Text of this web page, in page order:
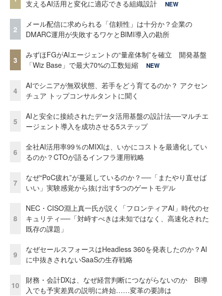
支えるAI活用と変化に適応できる組織設計
NEW
2
メール配信に求められる「信頼性」は十分か？企業の
DMARC運用が失敗するワケとBIMI導入の勘所
3
みずほFGがAIエージェントの“量産体制”を確立 開発基盤
「Wiz Base」で最大70%の工数短縮
NEW
4
AIでシニアが無双状態、若手をどう育てるのか？ アクセン
チュア トップコンサルタントに聞く
5
AIと安全に接続されたデータ活用基盤の設計法──マルチエ
ージェント導入を成功させる5ステップ
6
全社AI活用率99％のMIXIは、いかにコストを最適化してい
るのか？CTOが語るインフラ運用戦略
7
なぜ“PoC疲れ”が蔓延しているのか？──「またやり直せば
いい」実験感覚から抜け出す5つのゲートモデル
8
NEC・CISO淵上真一氏が説く「フロンティアAI」時代のセ
キュリティ──「対峙すべきは未知ではなく、高速化された
既存の課題」
9
なぜセールスフォースはHeadless 360を発表したのか？AI
に中抜きされないSaaSの生存戦略
10
財務・会計DXは、なぜ経営判断につながらないのか BI導
入でも予実差異の説明に終始……変革の要諦は